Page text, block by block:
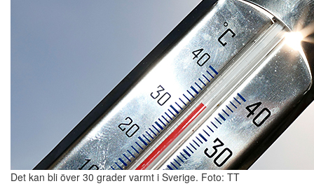
Det kan bli över 30 grader varmt i Sverige. Foto: TT